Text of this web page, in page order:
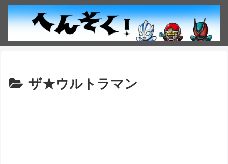
ザ★ウルトラマン